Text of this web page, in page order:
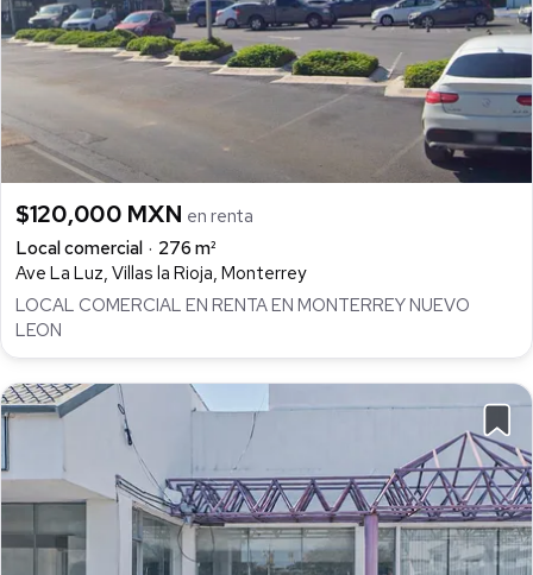
$120,000 MXN en renta
Local comercial
276 m²
Ave La Luz, Villas la Rioja, Monterrey
LOCAL COMERCIAL EN RENTA EN MONTERREY NUEVO
LEON